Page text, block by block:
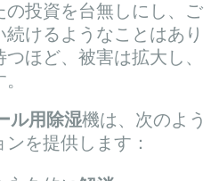
の投資を台無しにし、ご
けるようなことはあり
ほど、被害は拡大し、
ル用除湿機は、次のよう
を提供します：